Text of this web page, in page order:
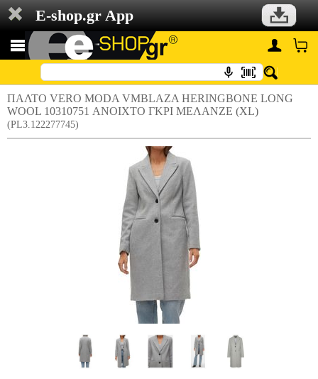
E-shop.gr App
ΠΑΛΤΟ VERO MODA VMBLAZA HERINGBONE LONG
WOOL 10310751 ΑΝΟΙΧΤΟ ΓΚΡΙ ΜΕΛΑΝΖΕ (XL)
(PL3.122277745)